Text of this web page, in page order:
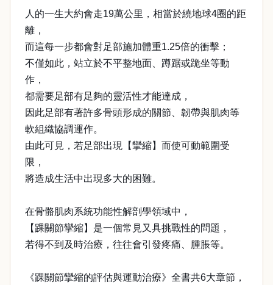
人的一生大約會走19萬公里，相當於繞地球4圈的距
離，
而這每一步都會對足部施加體重1.25倍的衝擊；
不僅如此，站立於不平整地面、蹲踞或跪坐等動
作，
都需要足部有足夠的靈活性才能達成，
因此足部有著許多骨頭形成的關節、韌帶與肌肉等
軟組織協調運作。
由此可見，若足部出現【攣縮】而使可動範圍受
限，
將造成生活中出現多大的困難。
在骨骼肌肉系統功能性解剖學領域中，
【踝關節攣縮】是一個常見又具挑戰性的問題，
若得不到及時治療，往往會引發疼痛、腫脹等。
《踝關節攣縮的評估與運動治療》全書共6大章節，